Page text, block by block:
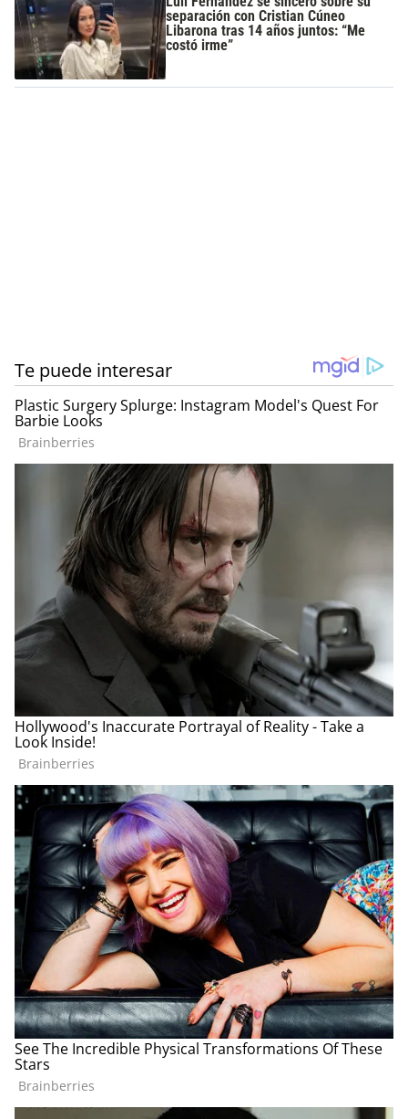
separación con Cristian Cúneo
Libarona tras 14 años juntos: “Me
costó irme”